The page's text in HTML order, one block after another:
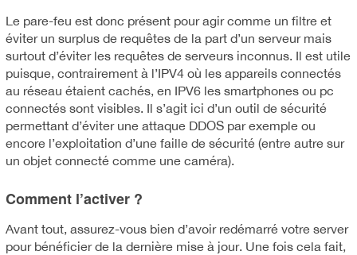
Le pare-feu est donc présent pour agir comme un filtre et
éviter un surplus de requêtes de la part d’un serveur mais
surtout d’éviter les requêtes de serveurs inconnus. Il est utile
puisque, contrairement à l’IPV4 où les appareils connectés
au réseau étaient cachés, en IPV6 les smartphones ou pc
connectés sont visibles. Il s’agit ici d’un outil de sécurité
permettant d’éviter une attaque DDOS par exemple ou
encore l’exploitation d’une faille de sécurité (entre autre sur
un objet connecté comme une caméra).
Comment l’activer ?
Avant tout, assurez-vous bien d’avoir redémarré votre server
pour bénéficier de la dernière mise à jour. Une fois cela fait,